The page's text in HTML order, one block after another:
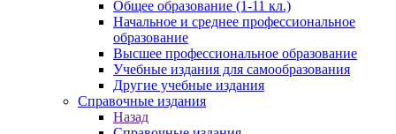
Общее образование (1-11 кл.)
Начальное и среднее профессиональное
образование
Высшее профессиональное образование
Учебные издания для самообразования
Другие учебные издания
Справочные издания
Назад